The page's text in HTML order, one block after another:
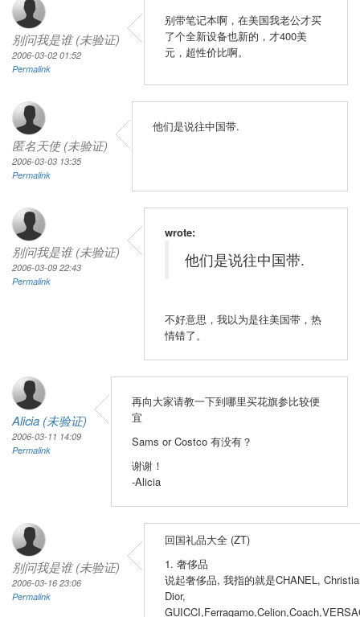
别问我是谁 (未验证)
2006-03-02 01:52
Permalink
别带笔记本啊，在美国我老公才买
了个全新设备也新的，才400美
元，超性价比啊。
匿名天使 (未验证)
2006-03-03 13:35
Permalink
他们是说往中国带.
别问我是谁 (未验证)
2006-03-09 22:43
Permalink
wrote:
他们是说往中国带.
不好意思，我以为是往美国带，热
情错了。
Alicia (未验证)
2006-03-11 14:09
Permalink
再向大家请教一下到哪里买花旗参比较便
宜
Sams or Costco 有没有？
谢谢！
-Alicia
别问我是谁 (未验证)
2006-03-16 23:06
Permalink
回国礼品大全 (ZT)
1. 奢侈品
说起奢侈品, 我指的就是CHANEL,
Dior,